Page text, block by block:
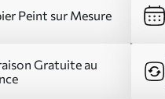
Peint sur Mesure
Gratuite au